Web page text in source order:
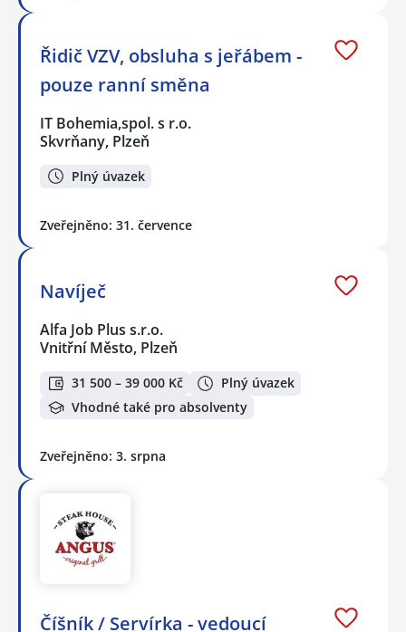
Řidič VZV, obsluha s jeřábem -
pouze ranní směna
IT Bohemia,spol. s r.o.
Skvrňany, Plzeň
Plný úvazek
Zveřejněno: 31. července
Navíječ
Alfa Job Plus s.r.o.
Vnitřní Město, Plzeň
31 500 – 39 000 Kč
Plný úvazek
Vhodné také pro absolventy
Zveřejněno: 3. srpna
Číšník / Servírka - vedoucí